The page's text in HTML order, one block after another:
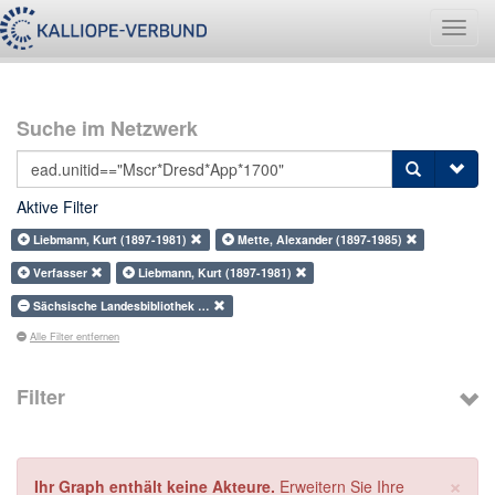
Suche im Netzwerk
Aktive Filter
Liebmann, Kurt (1897-1981)
Mette, Alexander (1897-1985)
Verfasser
Liebmann, Kurt (1897-1981)
Sächsische Landesbibliothek …
Alle Filter entfernen
Filter
×
Ihr Graph enthält keine Akteure. Erweitern Sie Ihre